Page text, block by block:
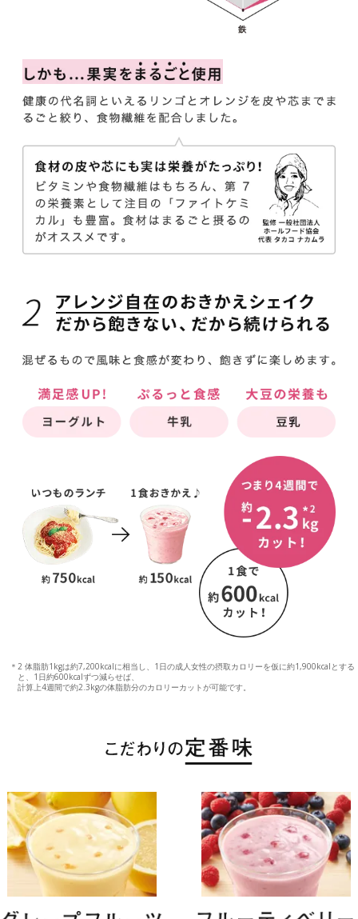
＊2 体脂肪1kgは約7,200kcalに相当し、1日の成人女性の摂取カロリーを仮に約1,900kcalとする
と、1日約600kcalずつ減らせば、
計算上4週間で約2.3kgの体脂肪分のカロリーカットが可能です。